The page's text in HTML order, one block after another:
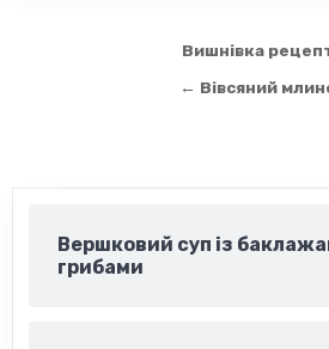
НавігаціяВишнівка
← Вівсяний
Вершковий суп із
грибами